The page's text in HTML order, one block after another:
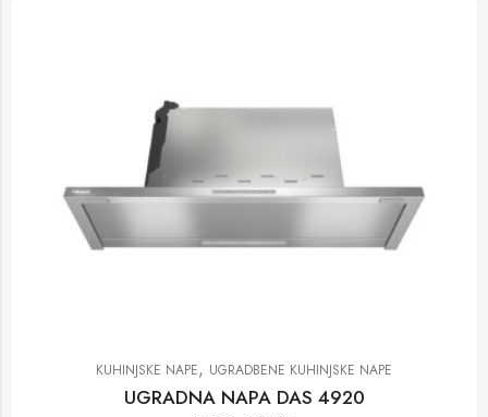
KUHINJSKE NAPE, UGRADBENE KUHINJSKE NAPE
UGRADNA NAPA DAS 4920